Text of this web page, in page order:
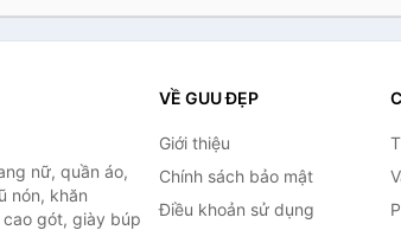
nữ, quần áo,
nón, khăn
gót, giày búp
VỀ GUU ĐẸP
Giới thiệu
Chính sách bảo mật
Điều khoản sử dụng